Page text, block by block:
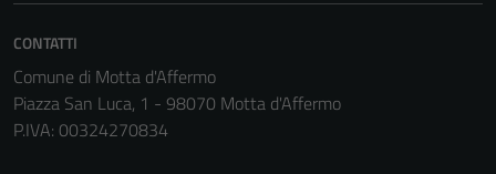
CONTATTI
Comune di Motta d'Affermo
Piazza San Luca, 1 - 98070 Motta d'Affermo
P.IVA: 00324270834
impostati da